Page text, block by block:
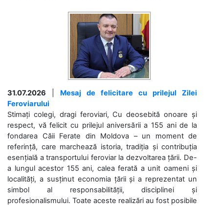
31.07.2026
Mesaj de felicitare cu prilejul Zilei
Feroviarului
Stimați colegi, dragi feroviari, Cu deosebită onoare și
respect, vă felicit cu prilejul aniversării a 155 ani de la
fondarea Căii Ferate din Moldova – un moment de
referință, care marchează istoria, tradiția și contribuția
esențială a transportului feroviar la dezvoltarea țării. De-
a lungul acestor 155 ani, calea ferată a unit oameni și
localități, a susținut economia țării și a reprezentat un
simbol al responsabilității, disciplinei și
profesionalismului. Toate aceste realizări au fost posibile